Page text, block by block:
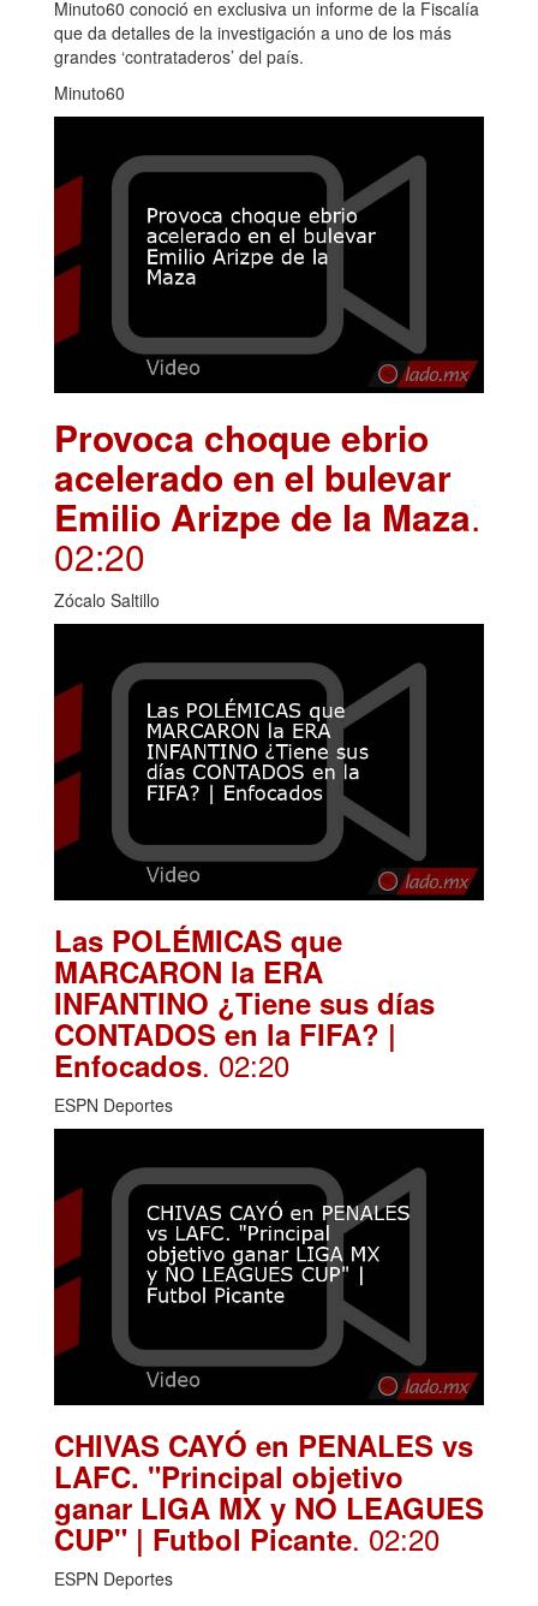
Minuto60 conoció en exclusiva un informe de la Fiscalía
que da detalles de la investigación a uno de los más
grandes ‘contrataderos’ del país.
Minuto60
Provoca choque ebrio
acelerado en el bulevar
Emilio Arizpe de la Maza.
02:20
Zócalo Saltillo
Las POLÉMICAS que
MARCARON la ERA
INFANTINO ¿Tiene sus días
CONTADOS en la FIFA? |
Enfocados. 02:20
ESPN Deportes
CHIVAS CAYÓ en PENALES vs
LAFC. "Principal objetivo
ganar LIGA MX y NO LEAGUES
CUP" | Futbol Picante. 02:20
ESPN Deportes